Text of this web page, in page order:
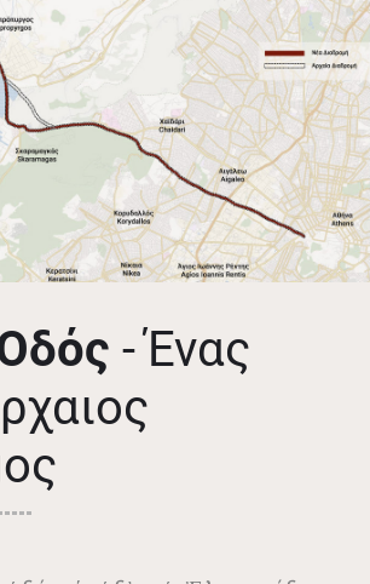
- Ένας